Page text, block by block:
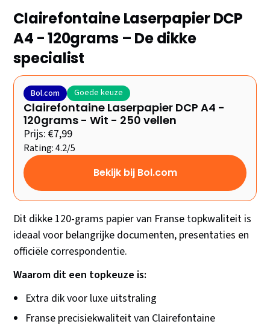
Clairefontaine Laserpapier DCP
A4 - 120grams – De dikke
specialist
Bol.com Goede keuze
Clairefontaine Laserpapier DCP A4 -
120grams - Wit - 250 vellen
Prijs: €7,99
Rating: 4.2/5
Bekijk bij Bol.com
Dit dikke 120-grams papier van Franse topkwaliteit is
ideaal voor belangrijke documenten, presentaties en
officiële correspondentie.
Waarom dit een topkeuze is:
Extra dik voor luxe uitstraling
Franse precisiekwaliteit van Clairefontaine